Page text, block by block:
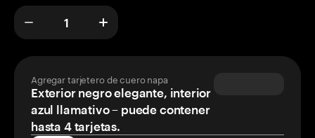
Agregar tarjetero de cuero napa
Exterior negro elegante, interior
azul llamativo – puede contener
hasta 4 tarjetas.